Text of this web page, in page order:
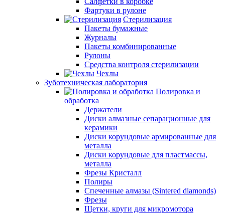
Фартуки в рулоне
Стерилизация
Пакеты бумажные
Журналы
Пакеты комбинированные
Рулоны
Средства контроля стерилизации
Чехлы
Зуботехническая лаборатория
Полировка и
обработка
Держатели
Диски алмазные сепарационные для
керамики
Диски корундовые армированные для
металла
Диски корундовые для пластмассы,
металла
Фрезы Кристалл
Полиры
Спеченные алмазы (Sintered diamonds)
Фрезы
Щетки, круги для микромотора